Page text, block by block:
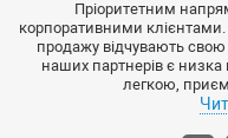
Пріоритетним
корпоративними клієнтами.
продажу відчувають свою
наших партнерів є низка
легкою,